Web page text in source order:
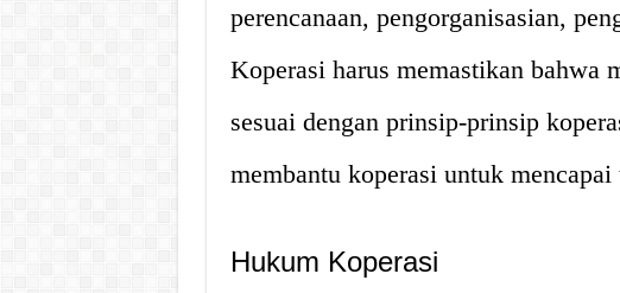
perencanaan, pengorganisasian,
Koperasi harus memastikan bahwa
sesuai dengan prinsip-prinsip
membantu koperasi untuk
Hukum Koperasi